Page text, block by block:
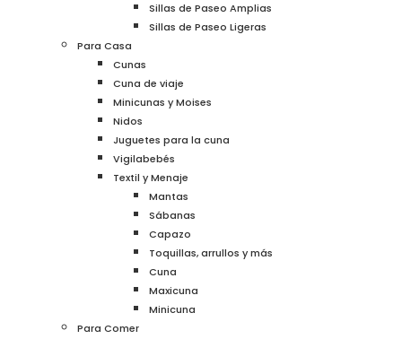
Sillas de Paseo Amplias
Sillas de Paseo Ligeras
Para Casa
Cunas
Cuna de viaje
Minicunas y Moises
Nidos
Juguetes para la cuna
Vigilabebés
Textil y Menaje
Mantas
Sábanas
Capazo
Toquillas, arrullos y más
Cuna
Maxicuna
Minicuna
Para Comer